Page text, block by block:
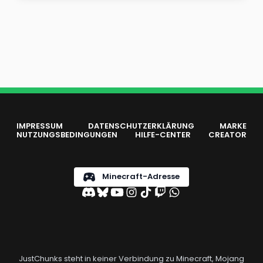
IMPRESSUM DATENSCHUTZERKLÄRUNG MARKE
NUTZUNGSBEDINGUNGEN HILFE-CENTER CREATOR
Minecraft-Adresse
JustChunks steht in keiner Verbindung zu Minecraft, Mojang